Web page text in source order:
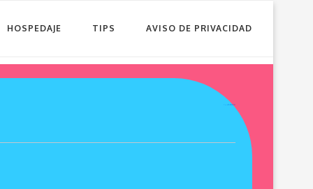
HOSPEDAJE TIPS AVISO DE PRIVACIDAD